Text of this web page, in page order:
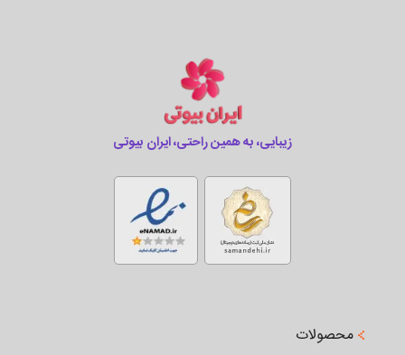
زیبایی، به همین راحتی، ایران بیوتی
محصولات